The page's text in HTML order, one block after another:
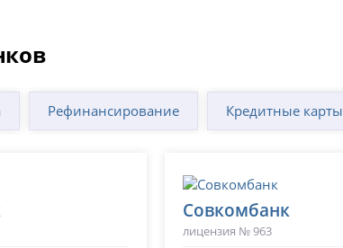
Рефинансирование Кредитные карты
Совкомбанк
лицензия № 963